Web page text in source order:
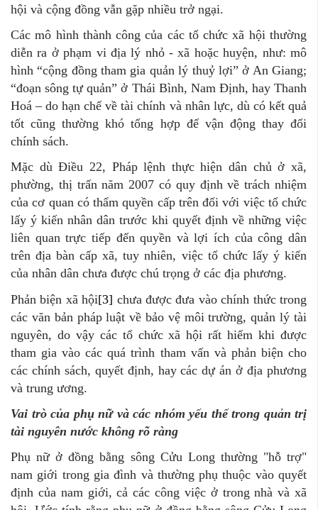
hội và cộng đồng vẫn gặp nhiều trở ngại.
Các mô hình thành công của các tổ chức xã hội thường
diễn ra ở phạm vi địa lý nhỏ - xã hoặc huyện, như: mô
hình “cộng đồng tham gia quản lý thuỷ lợi” ở An Giang;
“đoạn sông tự quản” ở Thái Bình, Nam Định, hay Thanh
Hoá – do hạn chế về tài chính và nhân lực, dù có kết quả
tốt cũng thường khó tổng hợp để vận động thay đổi
chính sách.
Mặc dù Điều 22, Pháp lệnh thực hiện dân chủ ở xã,
phường, thị trấn năm 2007 có quy định về trách nhiệm
của cơ quan có thẩm quyền cấp trên đối với việc tổ chức
lấy ý kiến nhân dân trước khi quyết định về những việc
liên quan trực tiếp đến quyền và lợi ích của công dân
trên địa bàn cấp xã, tuy nhiên, việc tổ chức lấy ý kiến
của nhân dân chưa được chú trọng ở các địa phương.
Phản biện xã hội[3] chưa được đưa vào chính thức trong
các văn bản pháp luật về bảo vệ môi trường, quản lý tài
nguyên, do vậy các tổ chức xã hội rất hiếm khi được
tham gia vào các quá trình tham vấn và phản biện cho
các chính sách, quyết định, hay các dự án ở địa phương
và trung ương.
Vai trò của phụ nữ và các nhóm yếu thế trong quản trị
tài nguyên nước không rõ ràng
Phụ nữ ở đồng bằng sông Cửu Long thường "hỗ trợ"
nam giới trong gia đình và thường phụ thuộc vào quyết
định của nam giới, cả các công việc ở trong nhà và xã